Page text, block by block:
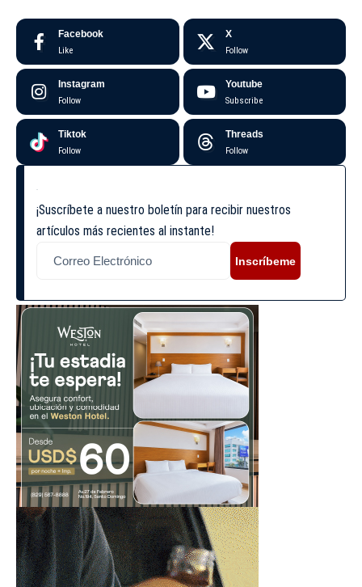
Facebook
Like
X
Follow
Instagram
Follow
Youtube
Subscribe
Tiktok
Follow
Threads
Follow
¡Suscríbete a nuestro boletín para recibir nuestros
artículos más recientes al instante!
Inscríbeme